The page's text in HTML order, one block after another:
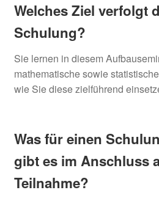
Welches Ziel verfolgt
Schulung?
Sie lernen in diesem
mathematische sowie
wie Sie diese zielführend
Was für einen
gibt es im Anschluss
Teilnahme?